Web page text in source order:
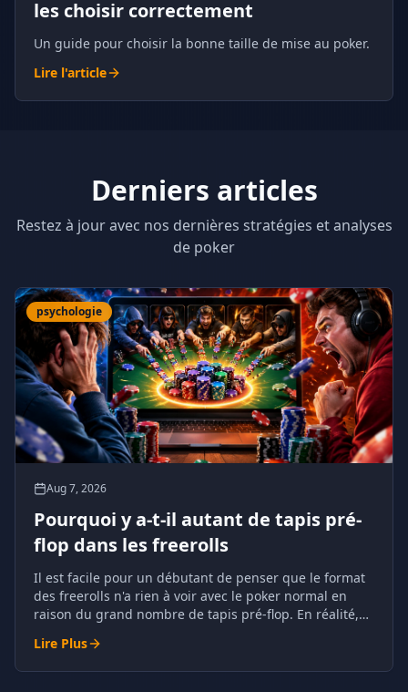
les choisir correctement
Un guide pour choisir la bonne taille de mise au poker.
Lire l'article
Derniers articles
Restez à jour avec nos dernières stratégies et analyses
de poker
psychologie
Aug 7, 2026
Pourquoi y a-t-il autant de tapis pré-
flop dans les freerolls
Il est facile pour un débutant de penser que le format
des freerolls n'a rien à voir avec le poker normal en
raison du grand nombre de tapis pré-flop. En réalité,
tout à fait naturel pour le poker.
Lire Plus